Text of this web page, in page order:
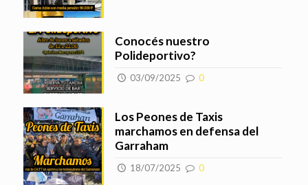
Conocés nuestro
Polideportivo?
03/09/2025 0
Los Peones de Taxis
marchamos en defensa del
Garraham
18/07/2025 0